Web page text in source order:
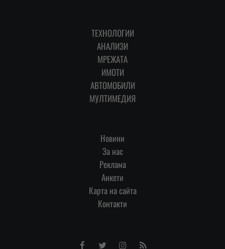
ТЕХНОЛОГИИ
АНАЛИЗИ
МРЕЖАТА
ИМОТИ
АВТОМОБИЛИ
МУЛТИМЕДИЯ
Новини
За нас
Реклама
Анкети
Карта на сайта
Контакти